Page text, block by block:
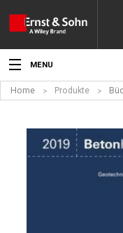
MENU
Aktuelles
Veranstaltungen
Angebote
Home Produkte